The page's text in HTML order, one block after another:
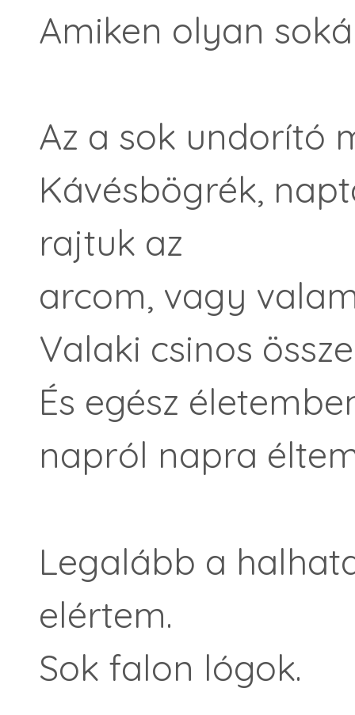
Amiken olyan
Az a sok undorító
Kávésbögrék,
rajtuk az
arcom, vagy
Valaki csinos
És egész
napról napra
Legalább a
elértem.
Sok falon lógok.